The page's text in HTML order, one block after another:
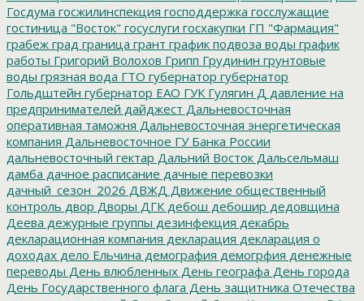
Госдума госжилинспекция господдержка госслужащие
гостиница "Восток" госуслуги госхакупки ГП "Фармация"
грабеж град граница грант график подвоза воды график
работы Григорий Волохов Грипп Грудинин грунтовые
воды грязная вода ГТО губернатор губернатор
Гольдштейн губернатор ЕАО ГУК Гулягин Д давление на
предпринимателей дайджест Дальневосточная
оперативная таможня Дальневосточная энергетическая
компания Дальневосточное ГУ Банка России
дальневосточный гектар Дальний Восток Дальсельмаш
дамба дачное расписание дачные перевозки
дачный_сезон_2026 ДВЖД Движение общественный
контроль двор Дворы ДГК дебош дебошир дедовщина
Деева дежурные группы дезинфекция декабрь
декларационная компания декларация декларация о
доходах дело Ельчина демография демогрфия денежные
переводы День влюбленных День географа День города
День Государственного флага День защитника Отечества